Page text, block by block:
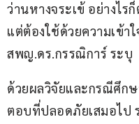
ว่านหางจระเข้ อย่างไร
แต่ต้องใช้ด้วยความเข้า
สพญ.ดร.กรรณิการ์ ระบุ
ด้วยผลวิจัยและกรณีศึก
ตอบที่ปลอดภัยเสมอไป